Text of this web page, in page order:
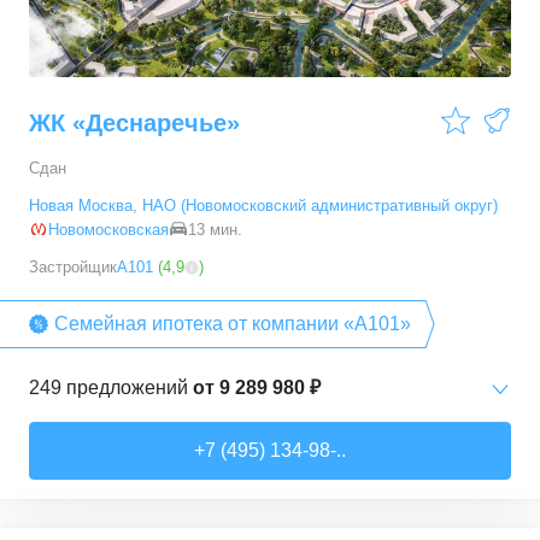
54,28–88,2м² 19 предложений
ЖК «Деснаречье»
Сдан
Новая Москва, НАО (Новомосковский административный округ)
Новомосковская
13 мин.
ЗастройщикА101 (4,9 )
Семейная ипотека от компании «А101»
249 предложений от 9 289 980 ₽
+7 (495) 134-98-..